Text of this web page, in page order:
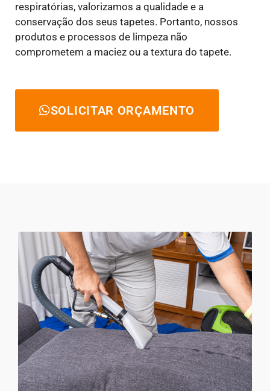
respiratórias, valorizamos a qualidade e a
conservação dos seus tapetes. Portanto, nossos
produtos e processos de limpeza não
comprometem a maciez ou a textura do tapete.
SOLICITAR ORÇAMENTO